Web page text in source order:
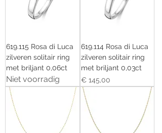
619.115 Rosa di Luca
zilveren solitair ring
met briljant 0,06ct
Niet voorradig
619.114 Rosa di Luca
zilveren solitair ring
met briljant 0,03ct
Prijs
€ 145,00